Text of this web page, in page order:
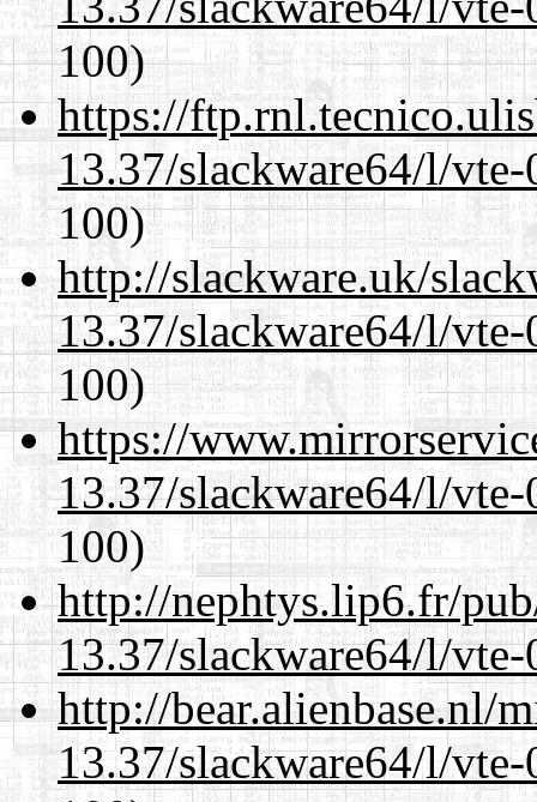
100)
https://
13.37/slackware64/l/
100)
http://slackware.uk/
13.37/slackware64/l/
100)
https://
13.37/slackware64/l/
100)
http://nephtys.lip6.fr/
13.37/slackware64/l/
http://bear.alienbase.nl/
13.37/slackware64/l/